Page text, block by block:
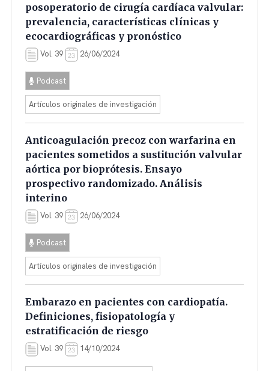
posoperatorio de cirugía cardíaca valvular:
prevalencia, características clínicas y
ecocardiográficas y pronóstico
Vol. 39 26/06/2024
Podcast
Artículos originales de investigación
Anticoagulación precoz con warfarina en
pacientes sometidos a sustitución valvular
aórtica por bioprótesis. Ensayo
prospectivo randomizado. Análisis
interino
Vol. 39 26/06/2024
Podcast
Artículos originales de investigación
Embarazo en pacientes con cardiopatía.
Definiciones, fisiopatología y
estratificación de riesgo
Vol. 39 14/10/2024